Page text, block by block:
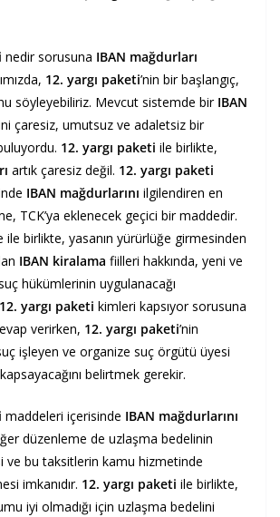
nedir sorusuna IBAN mağdurları
12. yargı paketi’nin bir başlangıç,
söyleyebiliriz. Mevcut sistemde bir IBAN
çaresiz, umutsuz ve adaletsiz bir
12. yargı paketi ile birlikte,
artık çaresiz değil. 12. yargı paketi
IBAN mağdurlarını ilgilendiren en
TCK’ya eklenecek geçici bir maddedir.
ile birlikte, yasanın yürürlüğe girmesinden
IBAN kiralama fiilleri hakkında, yeni ve
hükümlerinin uygulanacağı
12. yargı paketi kimleri kapsıyor sorusuna
verirken, 12. yargı paketi’nin
işleyen ve organize suç örgütü üyesi
belirtmek gerekir.
maddeleri içerisinde IBAN mağdurlarını
düzenleme de uzlaşma bedelinin
ve bu taksitlerin kamu hizmetinde
imkanıdır. 12. yargı paketi ile birlikte,
iyi olmadığı için uzlaşma bedelini